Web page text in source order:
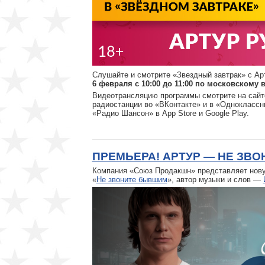
Слушайте и смотрите «Звездный завтрак» с
6 февраля с 10:00 до 11:00 по московскому
Видеотрансляцию программы смотрите на
радиостанции во «ВКонтакте» и в
«Радио Шансон» в App Store и Google Play.
ПРЕМЬЕРА! АРТУР — НЕ
Компания «Союз Продакшн» представляет
«Не звоните бывшим», автор музыки и слов —